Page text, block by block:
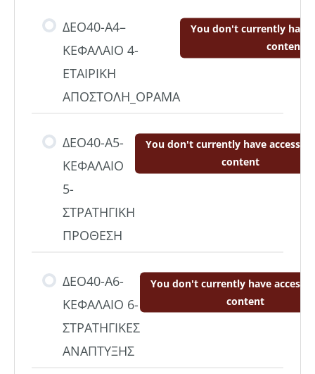
ΔΕΟ40-Α4–
ΚΕΦΑΛΑΙΟ 4-
ΕΤΑΙΡΙΚΗ
ΑΠΟΣΤΟΛΗ_ΟΡΑΜΑ
You don't currently have
content
ΔΕΟ40-A5-
ΚΕΦΑΛΑΙΟ
5-
ΣΤΡΑΤΗΓΙΚΗ
ΠΡΟΘΕΣΗ
You don't currently have access
content
ΔΕΟ40-A6-
ΚΕΦΑΛΑΙΟ 6-
ΣΤΡΑΤΗΓΙΚΕΣ
ΑΝΑΠΤΥΞΗΣ
You don't currently have access
content